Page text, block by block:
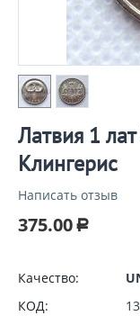
Латвия 1
Клингерис
Написать отзыв
375.00 Р
Качество:
КОД: